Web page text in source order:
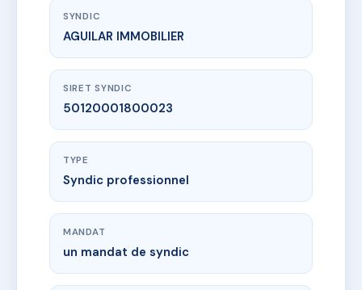
SYNDIC
AGUILAR IMMOBILIER
SIRET SYNDIC
50120001800023
TYPE
Syndic professionnel
MANDAT
un mandat de syndic